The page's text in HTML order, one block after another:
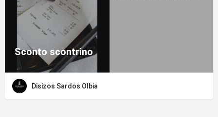
Sconto scontrino
Disizos Sardos Olbia